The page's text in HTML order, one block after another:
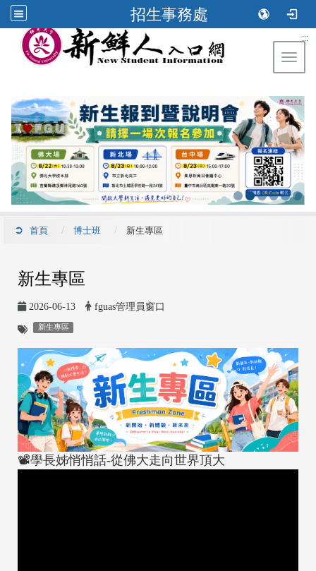
招生事務處
:::
首頁 博士班 新生專區
新生專區
2026-06-13 fguas管理員窗口
新生專區
📽️學長姊悄悄話-從佛大走向世界頂大